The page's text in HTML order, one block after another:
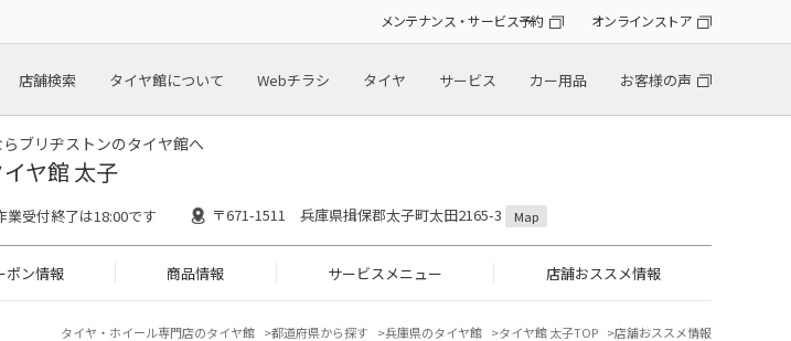
メンテナンス・サービス予約 オンラインストア
店舗検索 タイヤ館について Webチラシ タイヤ サービス カー用品 お客様の声
ブリヂストンのタイヤ館へ
ヤ館 太子
受付終了は18:00です 〒671-1511 兵庫県揖保郡太子町太田2165-3 Map
ポン情報 商品情報 サービスメニュー 店舗おススメ情報
タイヤ・ホイール専門店のタイヤ館 都道府県から探す 兵庫県のタイヤ館 タイヤ館 太子TOP 店舗おススメ情報